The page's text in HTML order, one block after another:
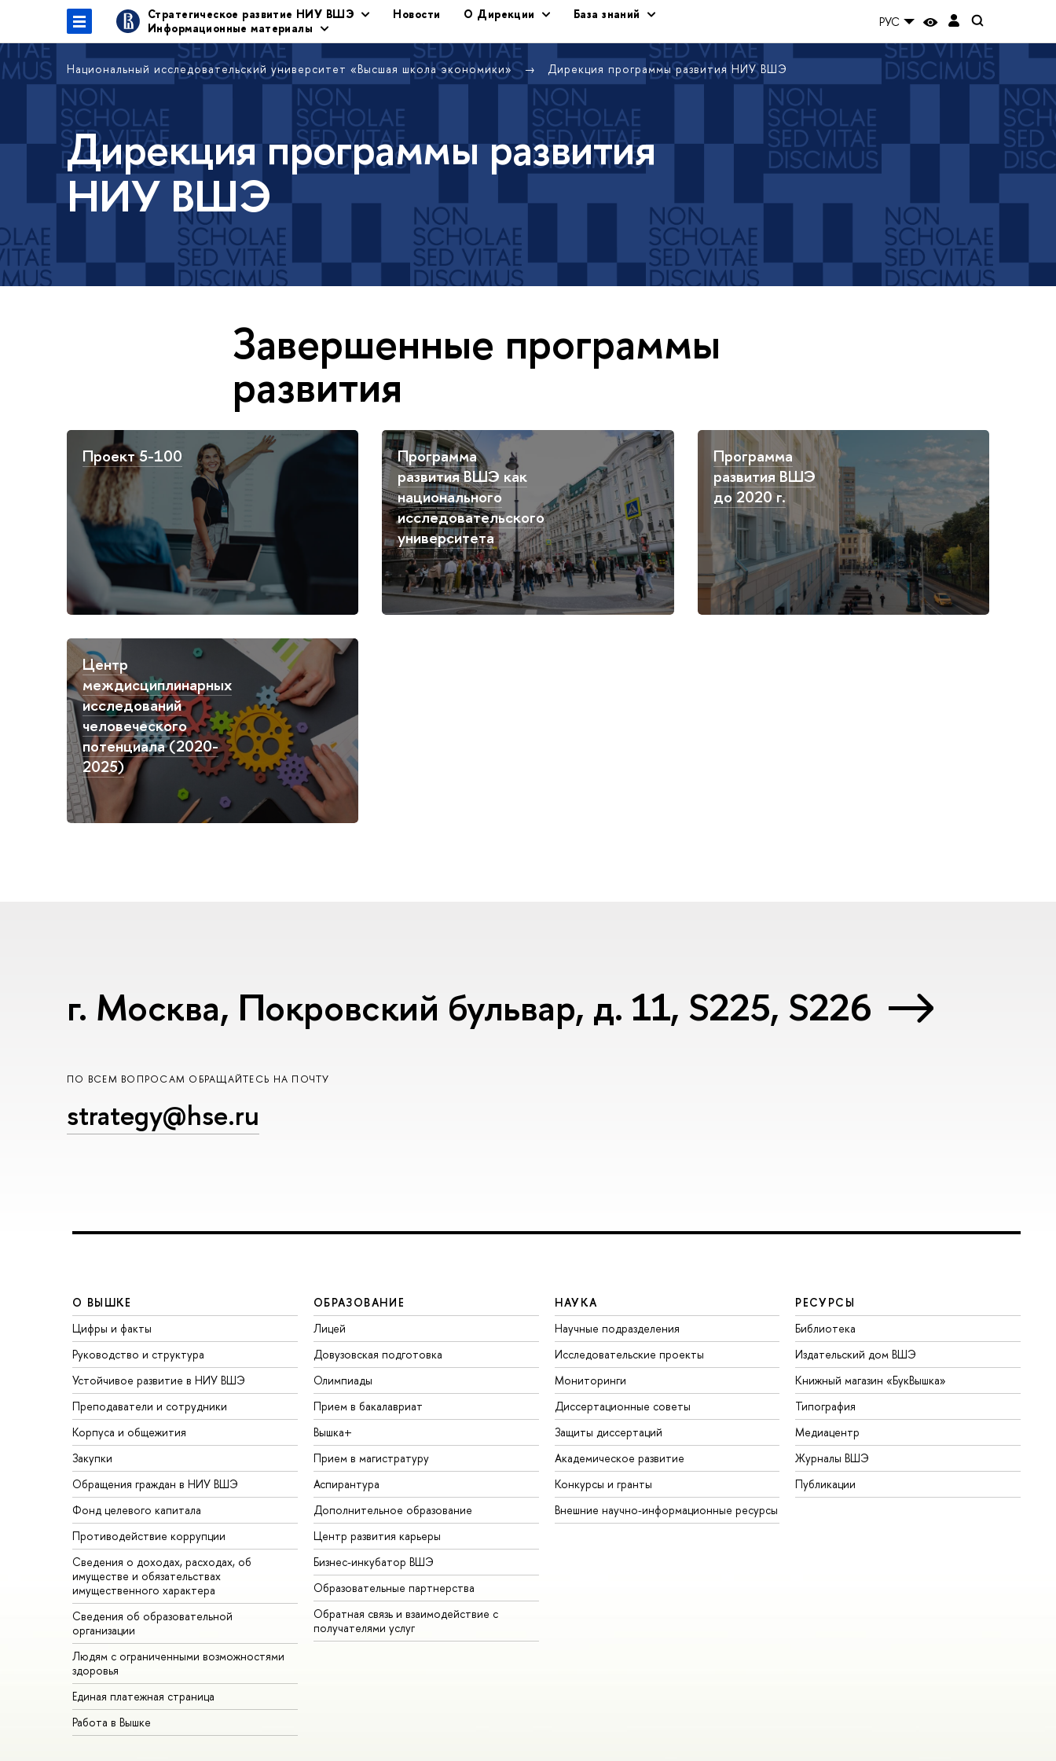
Стратегическое развитие НИУ ВШЭ Новости О Дирекции
База знаний
Информационные материалы
РУС
Национальный исследовательский университет «Высшая школа экономики» Дирекция программы развития НИУ ВШЭ
Дирекция программы развития
НИУ ВШЭ
Завершенные программы
развития
Проект 5-100
Программа
развития ВШЭ как
национального
исследовательского
университета
Программа
развития ВШЭ
до 2020 г.
Центр
междисциплинарных
исследований
человеческого
потенциала (2020-
2025)
г. Москва, Покровский бульвар, д. 11, S225, S226
ПО ВСЕМ ВОПРОСАМ ОБРАЩАЙТЕСЬ НА ПОЧТУ
strategy@hse.ru
О ВЫШКЕ
Цифры и факты
Руководство и структура
Устойчивое развитие в НИУ ВШЭ
Преподаватели и сотрудники
Корпуса и общежития
Закупки
Обращения граждан в НИУ ВШЭ
Фонд целевого капитала
Противодействие коррупции
Сведения о доходах, расходах, об
имуществе и обязательствах
имущественного характера
Сведения об образовательной
организации
Людям с ограниченными возможностями
здоровья
Единая платежная страница
Работа в Вышке
ОБРАЗОВАНИЕ
Лицей
Довузовская подготовка
Олимпиады
Прием в бакалавриат
Вышка+
Прием в магистратуру
Аспирантура
Дополнительное образование
Центр развития карьеры
Бизнес-инкубатор ВШЭ
Образовательные партнерства
Обратная связь и взаимодействие с
получателями услуг
НАУКА
Научные подразделения
Исследовательские проекты
Мониторинги
Диссертационные советы
Защиты диссертаций
Академическое развитие
Конкурсы и гранты
Внешние научно-информационные ресурсы
РЕСУРСЫ
Библиотека
Издательский дом ВШЭ
Книжный магазин «БукВышка»
Типография
Медиацентр
Журналы ВШЭ
Публикации